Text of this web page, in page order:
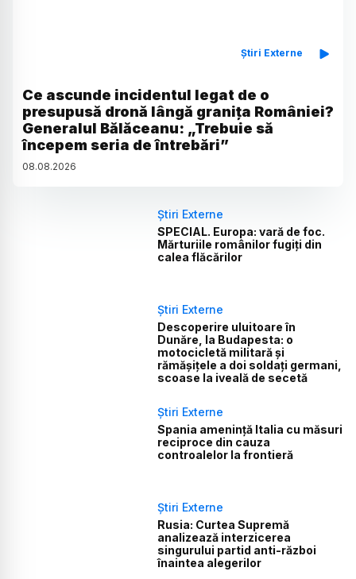
Știri Externe
Ce ascunde incidentul legat de o
presupusă dronă lângă granița României?
Generalul Bălăceanu: „Trebuie să
începem seria de întrebări”
08.08.2026
Știri Externe
SPECIAL. Europa: vară de foc.
Mărturiile românilor fugiți din
calea flăcărilor
Știri Externe
Descoperire uluitoare în
Dunăre, la Budapesta: o
motocicletă militară și
rămășițele a doi soldați germani,
scoase la iveală de secetă
Știri Externe
Spania amenință Italia cu măsuri
reciproce din cauza
controalelor la frontieră
Știri Externe
Rusia: Curtea Supremă
analizează interzicerea
singurului partid anti-război
înaintea alegerilor